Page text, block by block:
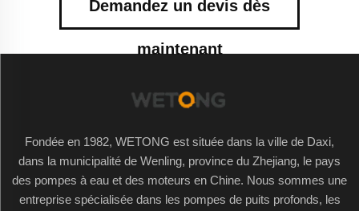
Demandez un devis dès
maintenant
Fondée en 1982, WETONG est située dans la ville de Daxi,
dans la municipalité de Wenling, province du Zhejiang, le pays
des pompes à eau et des moteurs en Chine. Nous sommes une
entreprise spécialisée dans les pompes de puits profonds, les